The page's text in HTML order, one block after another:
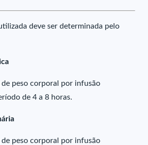
deve ser determinada pelo
de peso corporal por infusão
de 4 a 8 horas.
de peso corporal por infusão